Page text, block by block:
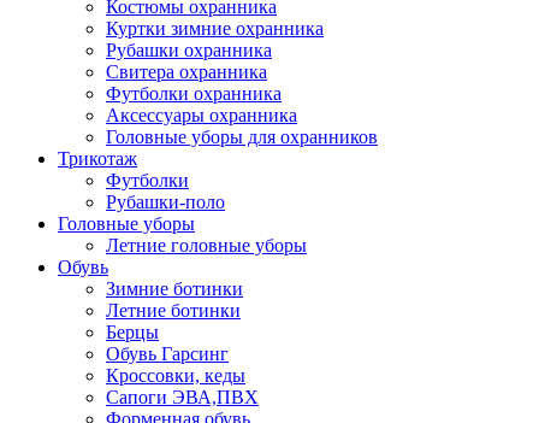
Костюмы охранника
Куртки зимние охранника
Рубашки охранника
Свитера охранника
Футболки охранника
Аксессуары охранника
Головные уборы для охранников
Трикотаж
Футболки
Рубашки-поло
Головные уборы
Летние головные уборы
Обувь
Зимние ботинки
Летние ботинки
Берцы
Обувь Гарсинг
Кроссовки, кеды
Сапоги ЭВА,ПВХ
Форменная обувь